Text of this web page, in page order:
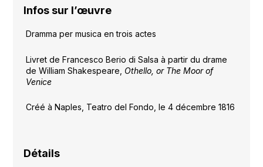
Infos sur l’œuvre
Dramma per musica en trois actes
Livret de Francesco Berio di Salsa à partir du drame
de William Shakespeare, Othello, or The Moor of
Venice
Créé à Naples, Teatro del Fondo, le 4 décembre 1816
Détails